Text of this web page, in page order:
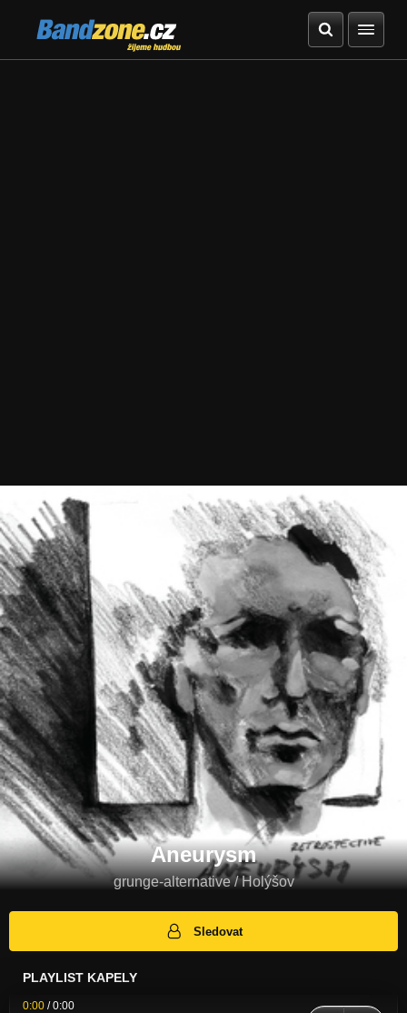
Bandzone.cz
žijeme hudbou
Aneurysm
grunge-alternative / Holýšov
Sledovat
PLAYLIST KAPELY
0:00 /0:00